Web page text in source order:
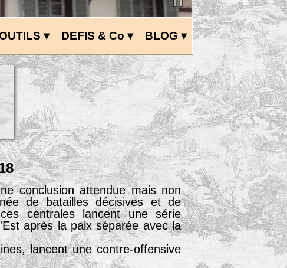
▾ DEFIS & Co ▾ BLOG ▾
conclusion attendue mais non
de batailles décisives et de
centrales lancent une série
après la paix séparée avec la
lancent une contre-offensive